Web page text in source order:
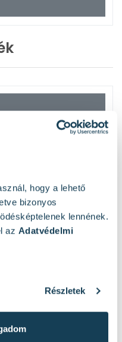
hogy a lehető
bizonyos
lennének.
az Adatvédelmi
Részletek